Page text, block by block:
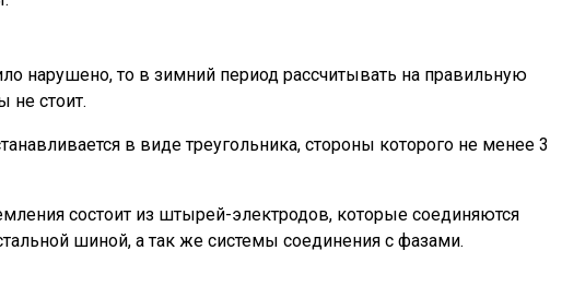
нарушено, то в зимний период рассчитывать на правильную
не стоит.
в виде треугольника, стороны которого не менее 3
состоит из штырей-электродов, которые соединяются
шиной, а так же системы соединения с фазами.